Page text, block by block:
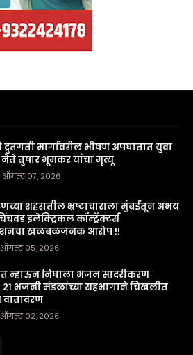
मार्गावरील भीषण अपघातात युवा
तुषार भूमकर यांचा मृत्यू
ऑगस्ट ०७, २०२६
शहरातील भ्रष्टाचाराला मुंबईतून अभय
इलेक्ट्रिकल कॉन्ट्रॅक्टर्स
खळबळजनक आरोप !!
ऑगस्ट ०५, २०२६
न्हाऊन निघाला भजन सादरीकरण
२१ भजनी मंडळांच्या सहभागाने चिखलीत
ऑगस्ट ०२, २०२६